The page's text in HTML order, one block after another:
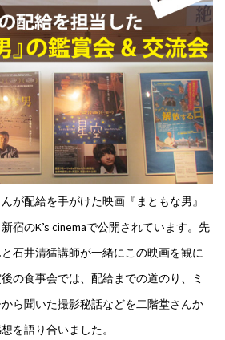
が配給を手がけた映画『まともな男』
宿のK’s cinemaで公開されています。先
と石井清猛講師が一緒にこの映画を観に
の食事会では、配給までの道のり、ミ
ら聞いた撮影秘話などを二階堂さんか
を語り合いました。